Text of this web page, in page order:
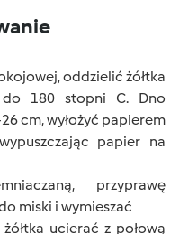
oddzielić żółtka
do 180 stopni C. Dno
cm, wyłożyć papierem
papier na
przyprawę
miski i wymieszać
ucierać z połową